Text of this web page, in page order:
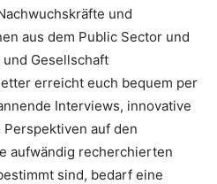
und
aus dem Public Sector und
Gesellschaft
erreicht euch bequem per
Interviews, innovative
auf den
aufwändig recherchierten
sind, bedarf eine